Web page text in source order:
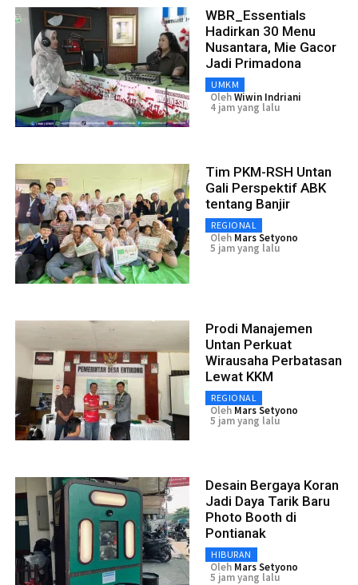
WBR_Essentials
Hadirkan 30 Menu
Nusantara, Mie Gacor
Jadi Primadona
UMKM
OlehWiwin Indriani
4 jam yang lalu
Tim PKM-RSH Untan
Gali Perspektif ABK
tentang Banjir
REGIONAL
Oleh Mars Setyono
5 jam yang lalu
Prodi Manajemen
Untan Perkuat
Wirausaha Perbatasan
Lewat KKM
REGIONAL
Oleh Mars Setyono
5 jam yang lalu
Desain Bergaya Koran
Jadi Daya Tarik Baru
Photo Booth di
Pontianak
HIBURAN
Oleh Mars Setyono
5 jam yang lalu